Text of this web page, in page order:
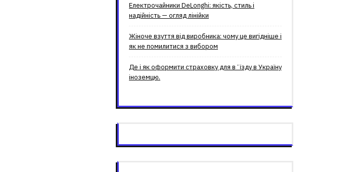
Електрочайники DeLonghi: якість, стиль і
надійність — огляд лінійки
Жіноче взуття від виробника: чому це вигідніше і
як не помилитися з вибором
Де і як оформити страховку для вʼїзду в Україну
іноземцю.